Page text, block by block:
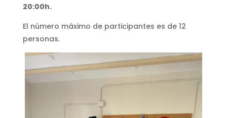
20:00h.
El número máximo de participantes es de 12
personas.